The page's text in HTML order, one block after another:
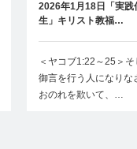
2026年1月18日「実践
生」キリスト教福…
＜ヤコブ1:22～25＞そ
御言を行う人になりな
おのれを欺いて、…